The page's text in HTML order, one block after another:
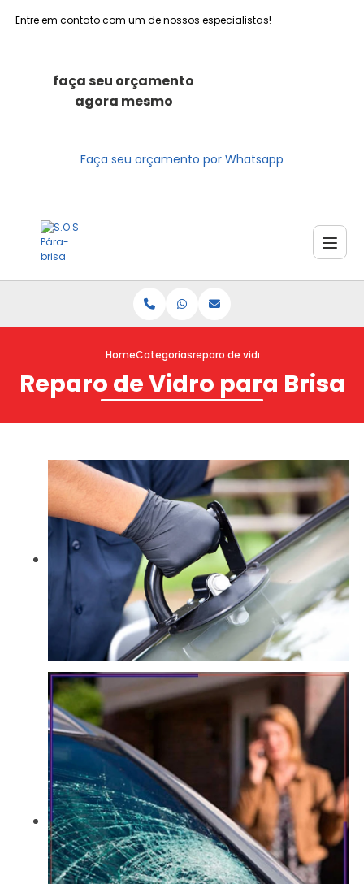
Entre em contato com um de nossos especialistas!
faça seu orçamento
agora mesmo
Faça seu orçamento por Whatsapp
HomeCategoriasreparo de vidro para brisa
Reparo de Vidro para Brisa